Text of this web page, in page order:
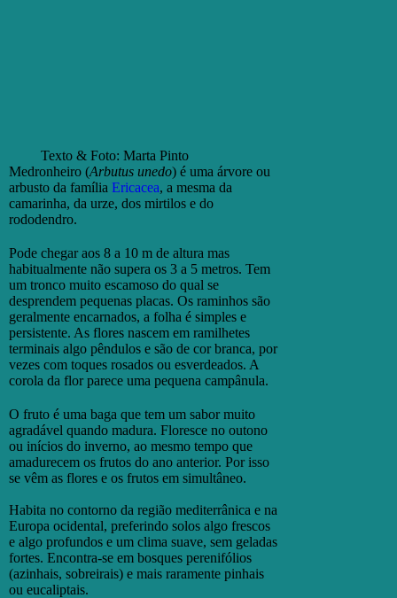
Texto & Foto: Marta Pinto
Medronheiro (Arbutus unedo) é uma árvore ou
arbusto da família Ericacea, a mesma da
camarinha, da urze, dos mirtilos e do
rododendro.
Pode chegar aos 8 a 10 m de altura mas
habitualmente não supera os 3 a 5 metros. Tem
um tronco muito escamoso do qual se
desprendem pequenas placas. Os raminhos são
geralmente encarnados, a folha é simples e
persistente. As flores nascem em ramilhetes
terminais algo pêndulos e são de cor branca, por
vezes com toques rosados ou esverdeados. A
corola da flor parece uma pequena campânula.
O fruto é uma baga que tem um sabor muito
agradável quando madura. Floresce no outono
ou inícios do inverno, ao mesmo tempo que
amadurecem os frutos do ano anterior. Por isso
se vêm as flores e os frutos em simultâneo.
Habita no contorno da região mediterrânica e na
Europa ocidental, preferindo solos algo frescos
e algo profundos e um clima suave, sem geladas
fortes. Encontra-se em bosques perenifólios
(azinhais, sobreirais) e mais raramente pinhais
ou eucaliptais.